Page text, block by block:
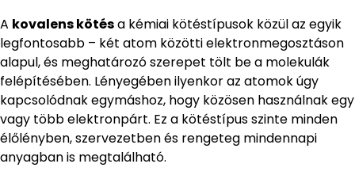
A kovalens kötésa kémiai kötéstípusok közül az egyik
legfontosabb – két atom közötti elektronmegosztáson
alapul, és meghatározó szerepet tölt be a molekulák
felépítésében. Lényegében ilyenkor az atomok úgy
kapcsolódnak egymáshoz, hogy közösen használnak egy
vagy több elektronpárt. Ez a kötéstípus szinte minden
élőlényben, szervezetben és rengeteg mindennapi
anyagban is megtalálható.